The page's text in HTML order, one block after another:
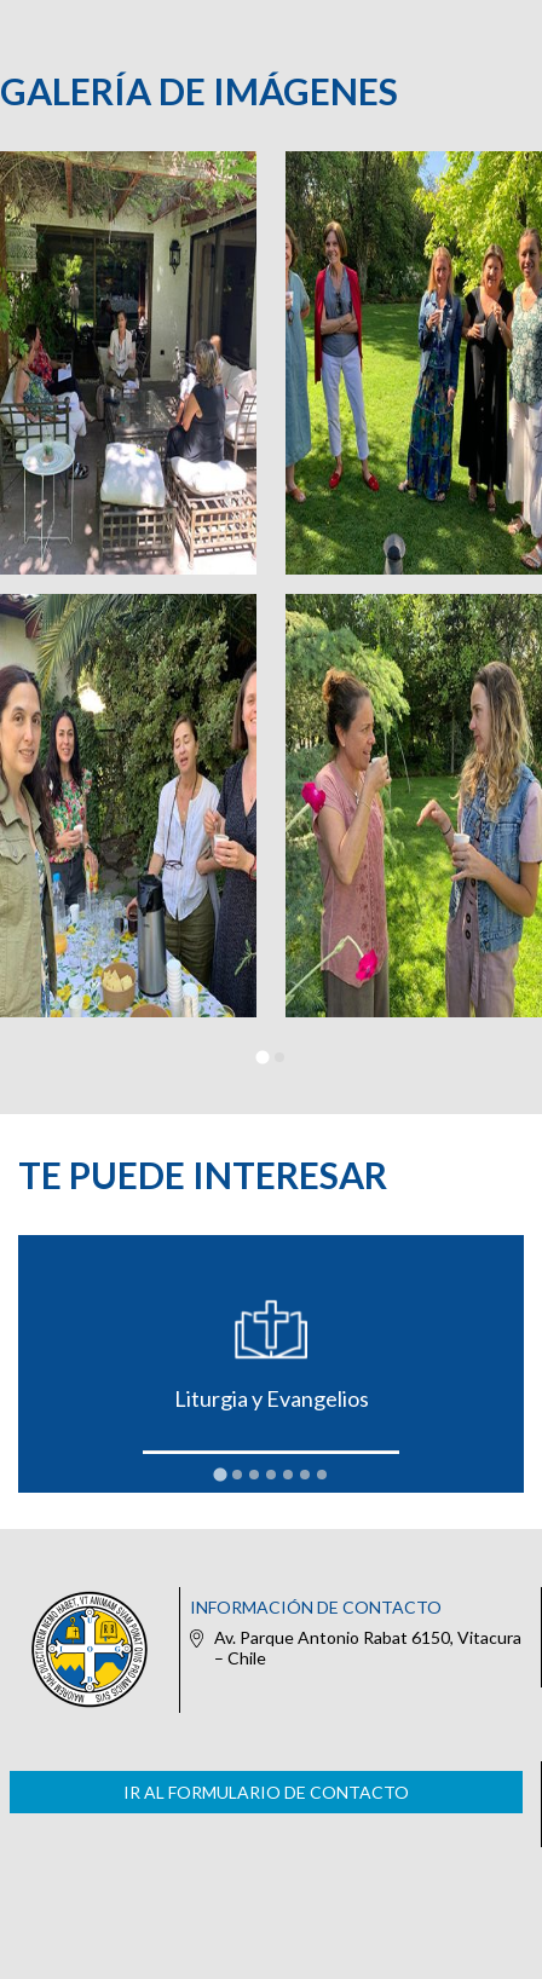
GALERÍA DE IMÁGENES
TE PUEDE INTERESAR
Liturgia y Evangelios
INFORMACIÓN DE CONTACTO
Av. Parque Antonio Rabat 6150, Vitacura
– Chile
IR AL FORMULARIO DE CONTACTO